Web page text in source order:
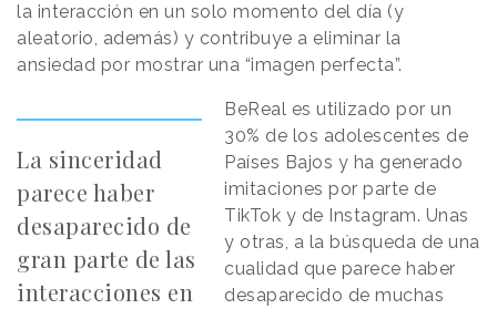
la interacción en un solo momento del día (y
aleatorio, además) y contribuye a eliminar la
ansiedad por mostrar una “imagen perfecta”.
La sinceridad
parece haber
desaparecido de
gran parte de las
interacciones en
BeReal es utilizado por un
30% de los adolescentes de
Países Bajos y ha generado
imitaciones por parte de
TikTok y de Instagram. Unas
y otras, a la búsqueda de una
cualidad que parece haber
desaparecido de muchas